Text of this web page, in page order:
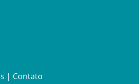
| Contato